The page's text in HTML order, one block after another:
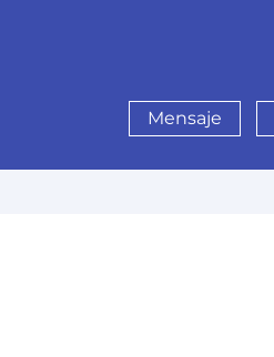
Mensaje